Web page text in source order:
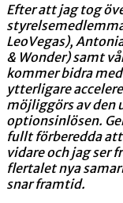
Efter att jag tog
LeoVegas),
& Wonder) samt
kommer bidra
ytterligare
möjliggörs av den
optionsinlösen.
fullt förberedda
vidare och jag ser
flertalet nya
snar framtid.